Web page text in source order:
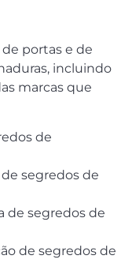
de portas e de
incluindo
marcas que
de
segredos de
de segredos de
de segredos de